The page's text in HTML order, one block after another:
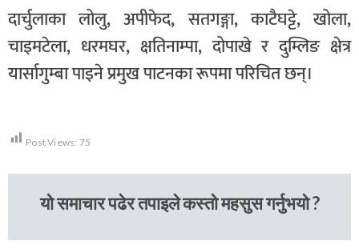
दार्चुलाका लोलु, अपीफेद, सतगङ्गा, काटैघट्टे, खोला,
चाइमटेला, धरमघर, क्षतिनाम्पा, दोपाखे र दुम्लिङ क्षेत्र
यार्सागुम्बा पाइने प्रमुख पाटनका रूपमा परिचित छन्।
Post Views: 75
यो समाचार पढेर तपाइले कस्तो महसुस गर्नुभयो ?